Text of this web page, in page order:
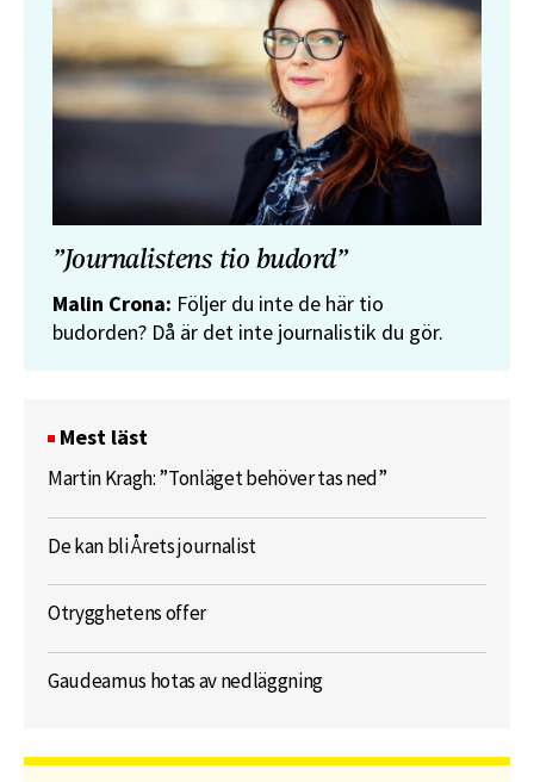
”Journalistens tio budord”
Malin Crona: Följer du inte de här tio
budorden? Då är det inte journalistik du gör.
Mest läst
Martin Kragh: ”Tonläget behöver tas ned”
De kan bli Årets journalist
Otrygghetens offer
Gaudeamus hotas av nedläggning